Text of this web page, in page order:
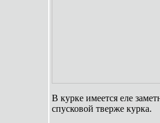
В курке имеется еле
спусковой тверже курка.